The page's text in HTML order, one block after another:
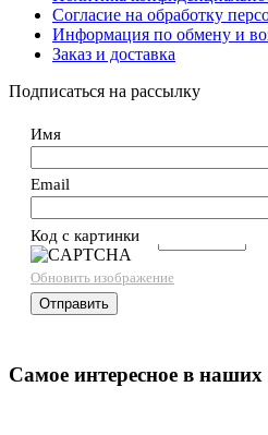
Согласие на обработку
Информация по обмену и
Заказ и доставка
Подписаться на рассылку
Имя
Email
Код с картинки→
Обновить изображение
Самое интересное в наших